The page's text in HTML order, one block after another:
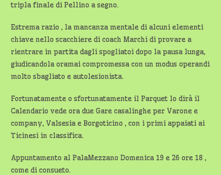
tripla finale di Pellino a segno.
Estrema razio , la mancanza mentale di alcuni elementi
chiave nello scacchiere di coach Marchi di provare a
rientrare in partita dagli spogliatoi dopo la pausa lunga,
giudicandola oramai compromessa con un modus operandi
molto sbagliato e autolesionista.
Fortunatamente o sfortunatamente il Parquet lo dirà il
Calendario vede ora due Gare casalinghe per Varone e
company, Valsesia e Borgoticino , con i primi appaiati ai
Ticinesi in classifica.
Appuntamento al PalaMezzano Domenica 19 e 26 ore 18 ,
come di consueto.